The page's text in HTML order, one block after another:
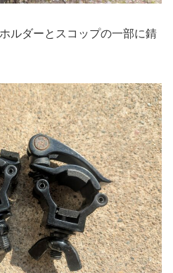
ルダーとスコップの一部に錆